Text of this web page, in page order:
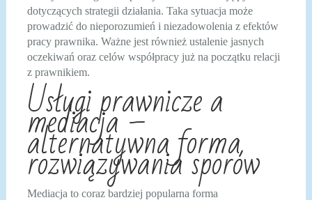
dotyczących strategii działania. Taka sytuacja może
prowadzić do nieporozumień i niezadowolenia z efektów
pracy prawnika. Ważne jest również ustalenie jasnych
oczekiwań oraz celów współpracy już na początku relacji
z prawnikiem.
Usługi prawnicze a
mediacja –
alternatywna forma
rozwiązywania sporów
Mediacja to coraz bardziej popularna forma